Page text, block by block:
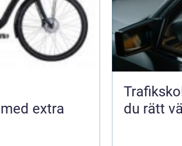
extra
Trafikskola
du rätt